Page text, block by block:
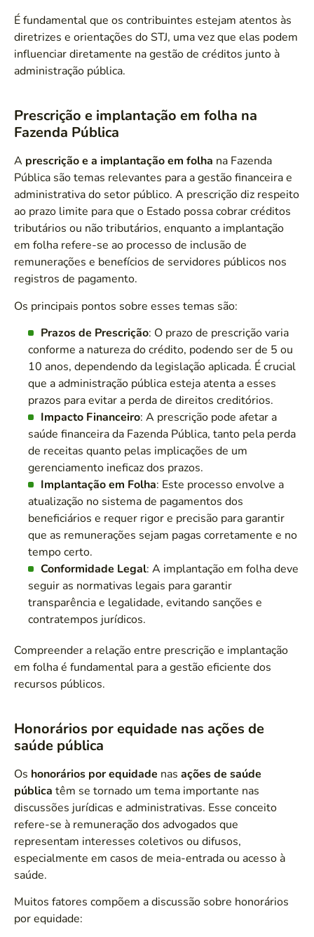
É fundamental que os contribuintes estejam atentos às
diretrizes e orientações do STJ, uma vez que elas podem
influenciar diretamente na gestão de créditos junto à
administração pública.
Prescrição e implantação em folha na
Fazenda Pública
A prescrição e a implantação em folha na Fazenda
Pública são temas relevantes para a gestão financeira e
administrativa do setor público. A prescrição diz respeito
ao prazo limite para que o Estado possa cobrar créditos
tributários ou não tributários, enquanto a implantação
em folha refere-se ao processo de inclusão de
remunerações e benefícios de servidores públicos nos
registros de pagamento.
Os principais pontos sobre esses temas são:
Prazos de Prescrição: O prazo de prescrição varia
conforme a natureza do crédito, podendo ser de 5 ou
10 anos, dependendo da legislação aplicada. É crucial
que a administração pública esteja atenta a esses
prazos para evitar a perda de direitos creditórios.
Impacto Financeiro: A prescrição pode afetar a
saúde financeira da Fazenda Pública, tanto pela perda
de receitas quanto pelas implicações de um
gerenciamento ineficaz dos prazos.
Implantação em Folha: Este processo envolve a
atualização no sistema de pagamentos dos
beneficiários e requer rigor e precisão para garantir
que as remunerações sejam pagas corretamente e no
tempo certo.
Conformidade Legal: A implantação em folha deve
seguir as normativas legais para garantir
transparência e legalidade, evitando sanções e
contratempos jurídicos.
Compreender a relação entre prescrição e implantação
em folha é fundamental para a gestão eficiente dos
recursos públicos.
Honorários por equidade nas ações de
saúde pública
Os honorários por equidade nas ações de saúde
pública têm se tornado um tema importante nas
discussões jurídicas e administrativas. Esse conceito
refere-se à remuneração dos advogados que
representam interesses coletivos ou difusos,
especialmente em casos de meia-entrada ou acesso à
saúde.
Muitos fatores compõem a discussão sobre honorários
por equidade: